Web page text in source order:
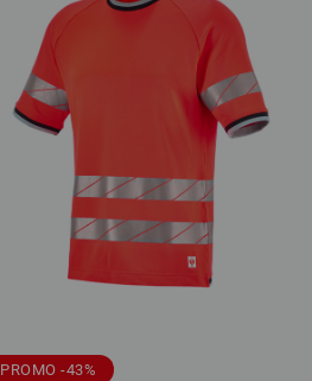
PROMO -43%